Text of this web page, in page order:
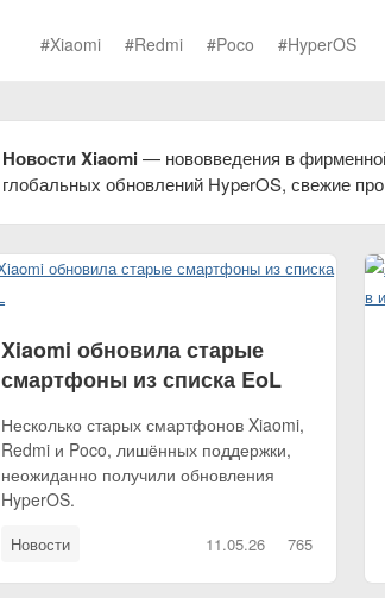
#Xiaomi #Redmi #Poco #HyperOS
Новости Xiaomi— нововведения в
глобальных обновлений HyperOS, свежие
Xiaomi обновила старые
смартфоны из списка EoL
Несколько старых смартфонов Xiaomi,
Redmi и Poco, лишённых поддержки,
неожиданно получили обновления
HyperOS.
Новости 11.05.26 765